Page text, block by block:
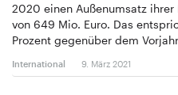
2020 einen Außenumsatz
von 649 Mio. Euro. Das
Prozent gegenüber dem
International 9. März 2021